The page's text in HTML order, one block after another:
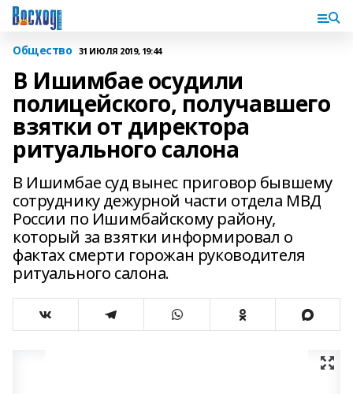
Общество 31 ИЮЛЯ 2019, 19:44
В Ишимбае осудили
полицейского, получавшего
взятки от директора
ритуального салона
В Ишимбае суд вынес приговор бывшему
сотруднику дежурной части отдела МВД
России по Ишимбайскому району,
который за взятки информировал о
фактах смерти горожан руководителя
ритуального салона.